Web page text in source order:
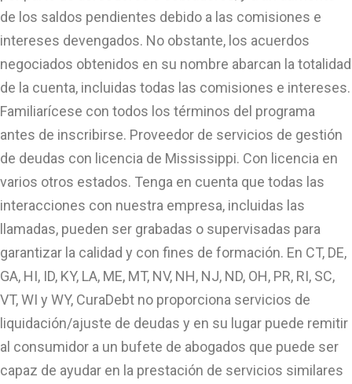
de los saldos pendientes debido a las comisiones e
intereses devengados. No obstante, los acuerdos
negociados obtenidos en su nombre abarcan la totalidad
de la cuenta, incluidas todas las comisiones e intereses.
Familiarícese con todos los términos del programa
antes de inscribirse. Proveedor de servicios de gestión
de deudas con licencia de Mississippi. Con licencia en
varios otros estados. Tenga en cuenta que todas las
interacciones con nuestra empresa, incluidas las
llamadas, pueden ser grabadas o supervisadas para
garantizar la calidad y con fines de formación. En CT, DE,
GA, HI, ID, KY, LA, ME, MT, NV, NH, NJ, ND, OH, PR, RI, SC,
VT, WI y WY, CuraDebt no proporciona servicios de
liquidación/ajuste de deudas y en su lugar puede remitir
al consumidor a un bufete de abogados que puede ser
capaz de ayudar en la prestación de servicios similares